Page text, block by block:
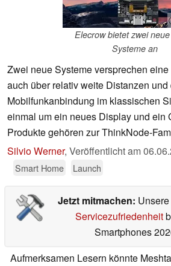
Elecrow bietet zwei
Systeme an
Zwei neue Systeme versprechen
auch über relativ weite Distanzen
Mobilfunkanbindung im klassischen
einmal um ein neues Display und ein
Produkte gehören zur ThinkNode-
Silvio Werner, Veröffentlicht am
Smart Home
Launch
Jetzt mitmachen:
Servicezufriedenheit
Smartphones
Aufmerksamen Lesern könnte